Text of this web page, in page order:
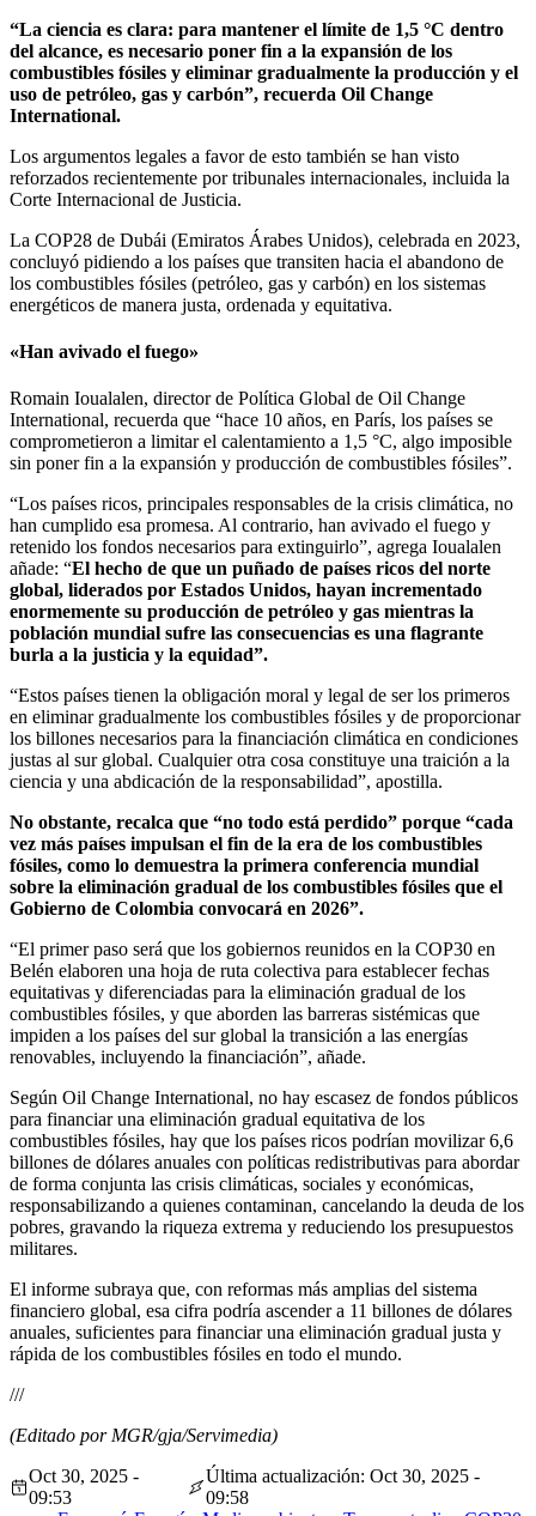
“La ciencia es clara: para mantener el límite de 1,5 °C dentro
del alcance, es necesario poner fin a la expansión de los
combustibles fósiles y eliminar gradualmente la producción y el
uso de petróleo, gas y carbón”, recuerda Oil Change
International.
Los argumentos legales a favor de esto también se han visto
reforzados recientemente por tribunales internacionales, incluida la
Corte Internacional de Justicia.
La COP28 de Dubái (Emiratos Árabes Unidos), celebrada en 2023,
concluyó pidiendo a los países que transiten hacia el abandono de
los combustibles fósiles (petróleo, gas y carbón) en los sistemas
energéticos de manera justa, ordenada y equitativa.
«Han avivado el fuego»
Romain Ioualalen, director de Política Global de Oil Change
International, recuerda que “hace 10 años, en París, los países se
comprometieron a limitar el calentamiento a 1,5 °C, algo imposible
sin poner fin a la expansión y producción de combustibles fósiles”.
“Los países ricos, principales responsables de la crisis climática, no
han cumplido esa promesa. Al contrario, han avivado el fuego y
retenido los fondos necesarios para extinguirlo”, agrega Ioualalen
añade: “El hecho de que un puñado de países ricos del norte
global, liderados por Estados Unidos, hayan incrementado
enormemente su producción de petróleo y gas mientras la
población mundial sufre las consecuencias es una flagrante
burla a la justicia y la equidad”.
“Estos países tienen la obligación moral y legal de ser los primeros
en eliminar gradualmente los combustibles fósiles y de proporcionar
los billones necesarios para la financiación climática en condiciones
justas al sur global. Cualquier otra cosa constituye una traición a la
ciencia y una abdicación de la responsabilidad”, apostilla.
No obstante, recalca que “no todo está perdido” porque “cada
vez más países impulsan el fin de la era de los combustibles
fósiles, como lo demuestra la primera conferencia mundial
sobre la eliminación gradual de los combustibles fósiles que el
Gobierno de Colombia convocará en 2026”.
“El primer paso será que los gobiernos reunidos en la COP30 en
Belén elaboren una hoja de ruta colectiva para establecer fechas
equitativas y diferenciadas para la eliminación gradual de los
combustibles fósiles, y que aborden las barreras sistémicas que
impiden a los países del sur global la transición a las energías
renovables, incluyendo la financiación”, añade.
Según Oil Change International, no hay escasez de fondos públicos
para financiar una eliminación gradual equitativa de los
combustibles fósiles, hay que los países ricos podrían movilizar 6,6
billones de dólares anuales con políticas redistributivas para abordar
de forma conjunta las crisis climáticas, sociales y económicas,
responsabilizando a quienes contaminan, cancelando la deuda de los
pobres, gravando la riqueza extrema y reduciendo los presupuestos
militares.
El informe subraya que, con reformas más amplias del sistema
financiero global, esa cifra podría ascender a 11 billones de dólares
anuales, suficientes para financiar una eliminación gradual justa y
rápida de los combustibles fósiles en todo el mundo.
///
(Editado por MGR/gja/Servimedia)
Oct 30, 2025 -
09:53
Última actualización: Oct 30, 2025 -
09:58